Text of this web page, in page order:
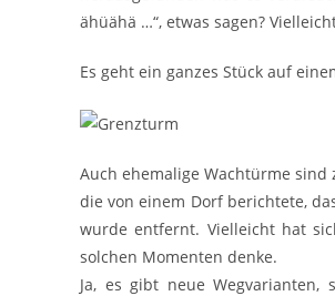
ähüähä …“, etwas sagen?
Es geht ein ganzes Stück auf
Auch ehemalige Wachtürme
die von einem Dorf berichtete,
wurde entfernt. Vielleicht hat
solchen Momenten denke.
Ja, es gibt neue